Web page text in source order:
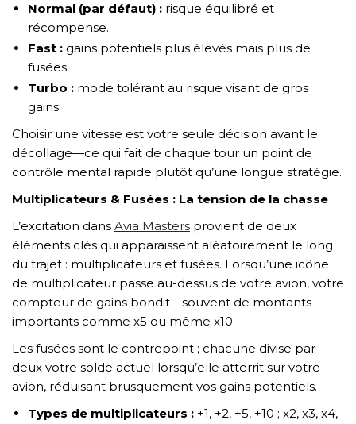
Normal (par défaut) : risque équilibré et
récompense.
Fast : gains potentiels plus élevés mais plus de
fusées.
Turbo : mode tolérant au risque visant de gros
gains.
Choisir une vitesse est votre seule décision avant le
décollage—ce qui fait de chaque tour un point de
contrôle mental rapide plutôt qu’une longue stratégie.
Multiplicateurs & Fusées : La tension de la chasse
L’excitation dans Avia Masters provient de deux
éléments clés qui apparaissent aléatoirement le long
du trajet : multiplicateurs et fusées. Lorsqu’une icône
de multiplicateur passe au-dessus de votre avion, votre
compteur de gains bondit—souvent de montants
importants comme x5 ou même x10.
Les fusées sont le contrepoint ; chacune divise par
deux votre solde actuel lorsqu’elle atterrit sur votre
avion, réduisant brusquement vos gains potentiels.
Types de multiplicateurs : +1, +2, +5, +10 ; x2, x3, x4,